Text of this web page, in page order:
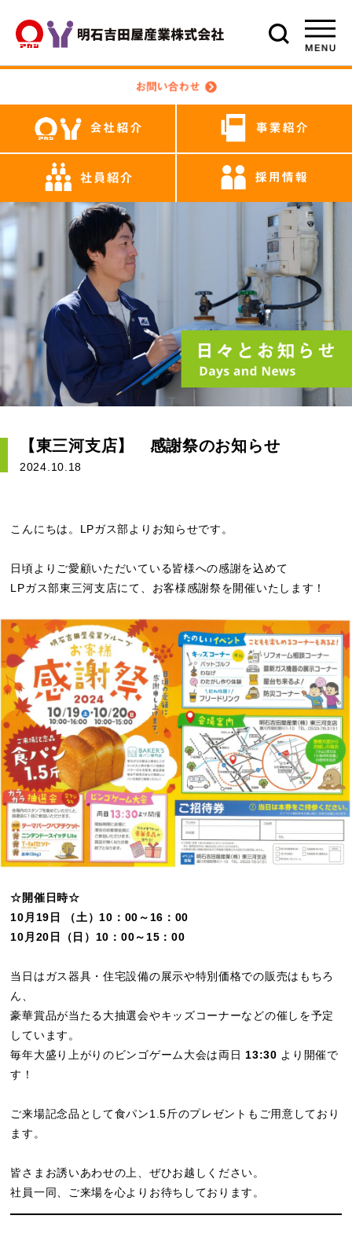
【東三河支店】 感謝祭のお知らせ
2024.10.18
こんにちは。LPガス部よりお知らせです。
日頃よりご愛顧いただいている皆様への感謝を込めて
LPガス部東三河支店にて、お客様感謝祭を開催いたします！
☆開催日時☆
10月19日 （土）10：00～16：00
10月20日（日）10：00～15：00
当日はガス器具・住宅設備の展示や特別価格での販売はもちろ
ん、
豪華賞品が当たる大抽選会やキッズコーナーなどの催しを予定
しています。
毎年大盛り上がりのビンゴゲーム大会は両日 13:30 より開催で
す！
ご来場記念品として食パン1.5斤のプレゼントもご用意しており
ます。
皆さまお誘いあわせの上、ぜひお越しください。
社員一同、ご来場を心よりお待ちしております。